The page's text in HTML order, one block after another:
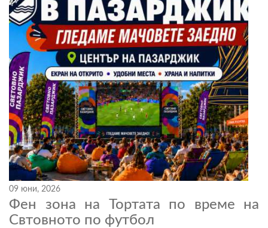
09 юни, 2026
Фен зона на Тортата по време на
Свтовното по футбол